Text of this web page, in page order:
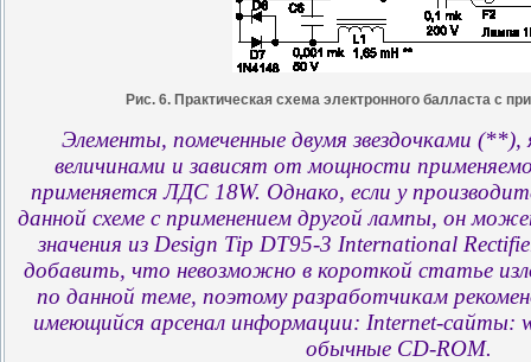
Рис. 6. Практическая схема электронного балласта с
Элементы, помеченные двумя звездочками
величинами и зависят от мощности
применяется ЛДС 18W. Однако, если у
данной схеме с применением другой лампы, он
значения из Design Tip DT95-3 International
добавить, что невозможно в короткой статье
по данной теме, поэтому разработчикам
имеющийся арсенал информации: Internet-сайты:
обычные CD-ROM.